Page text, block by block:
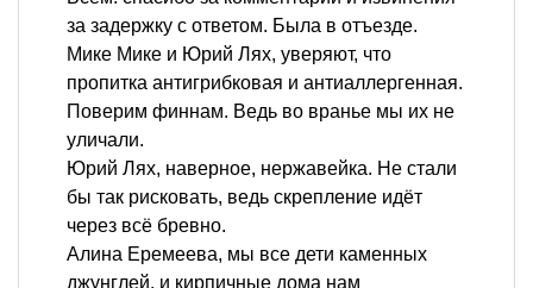
за задержку с ответом. Была в отъезде.
Мике Мике и Юрий Лях, уверяют, что
пропитка антигрибковая и антиаллергенная.
Поверим финнам. Ведь во вранье мы их не
уличали.
Юрий Лях, наверное, нержавейка. Не стали
бы так рисковать, ведь скрепление идёт
через всё бревно.
Алина Еремеева, мы все дети каменных
джунглей, и кирпичные дома нам